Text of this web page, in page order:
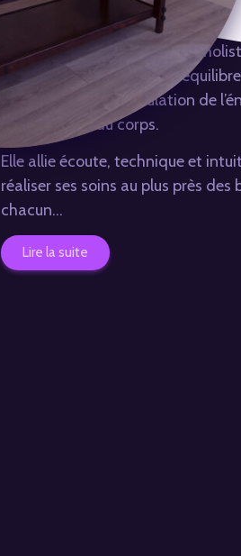
La praticienne
Anne-Lise propose des soins
personnalisés favorisant l’équilibre
corps/esprit et la circulation de
vitale au sein du corps.
Elle allie écoute, technique et
réaliser ses soins au plus près des
chacun…
Lire la suite